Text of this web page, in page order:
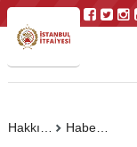
Haberler